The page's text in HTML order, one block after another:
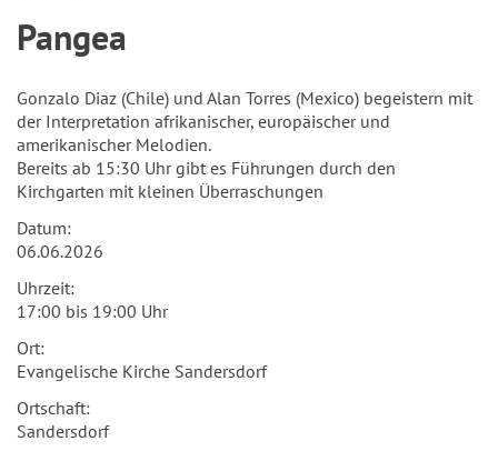
Pangea
Gonzalo Diaz (Chile) und Alan Torres (Mexico) begeistern mit
der Interpretation afrikanischer, europäischer und
amerikanischer Melodien.
Bereits ab 15:30 Uhr gibt es Führungen durch den
Kirchgarten mit kleinen Überraschungen
Datum:
06.06.2026
Uhrzeit:
17:00 bis 19:00 Uhr
Ort:
Evangelische Kirche Sandersdorf
Ortschaft:
Sandersdorf